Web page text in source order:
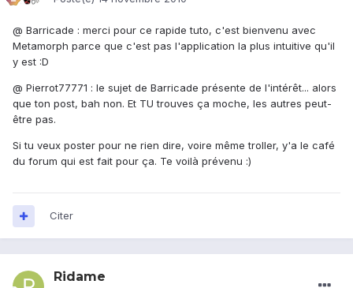
@ Barricade : merci pour ce rapide tuto, c'est bienvenu avec
Metamorph parce que c'est pas l'application la plus intuitive qu'il
y est :D
@ Pierrot77771 : le sujet de Barricade présente de l'intérêt... alors
que ton post, bah non. Et TU trouves ça moche, les autres peut-
être pas.
Si tu veux poster pour ne rien dire, voire même troller, y'a le café
du forum qui est fait pour ça. Te voilà prévenu :)
Citer
Ridame